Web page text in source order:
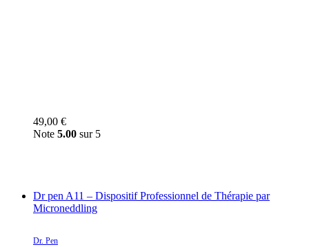
49,00 €
Note 5.00 sur 5
Dr pen A11 – Dispositif Professionnel de Thérapie par
Microneddling
Dr. Pen